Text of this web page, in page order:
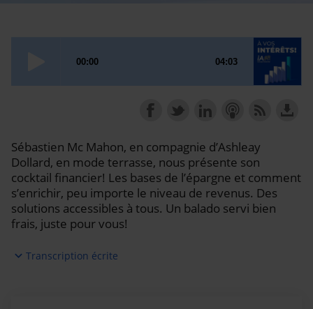
Sébastien Mc Mahon, en compagnie d’Ashleay
Dollard, en mode terrasse, nous présente son
cocktail financier! Les bases de l’épargne et comment
s’enrichir, peu importe le niveau de revenus. Des
solutions accessibles à tous. Un balado servi bien
frais, juste pour vous!
expand_more Transcription écrite